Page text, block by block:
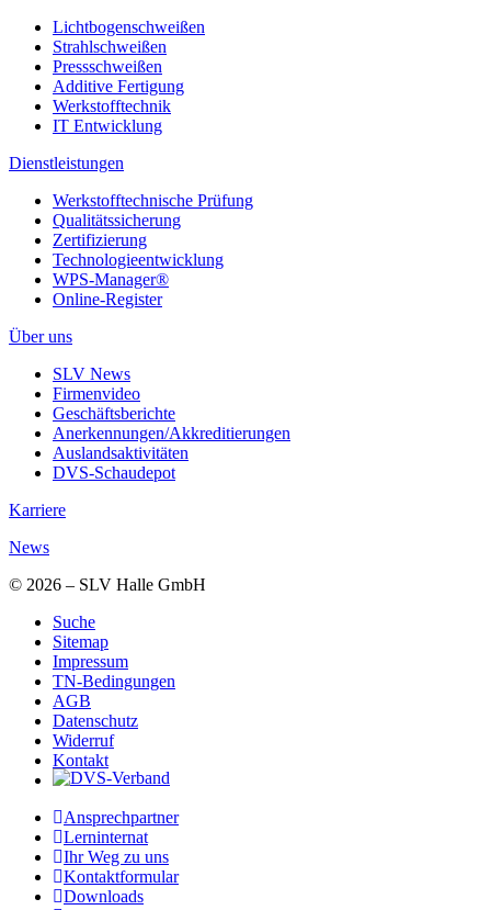
Lichtbogenschweißen
Strahlschweißen
Pressschweißen
Additive Fertigung
Werkstofftechnik
IT Entwicklung
Dienstleistungen
Werkstofftechnische Prüfung
Qualitätssicherung
Zertifizierung
Technologieentwicklung
WPS-Manager®
Online-Register
Über uns
SLV News
Firmenvideo
Geschäftsberichte
Anerkennungen/Akkreditierungen
Auslandsaktivitäten
DVS-Schaudepot
Karriere
News
© 2026 – SLV Halle GmbH
Suche
Sitemap
Impressum
TN-Bedingungen
AGB
Datenschutz
Widerruf
Kontakt
Ansprechpartner
Lerninternat
Ihr Weg zu uns
Kontaktformular
Downloads